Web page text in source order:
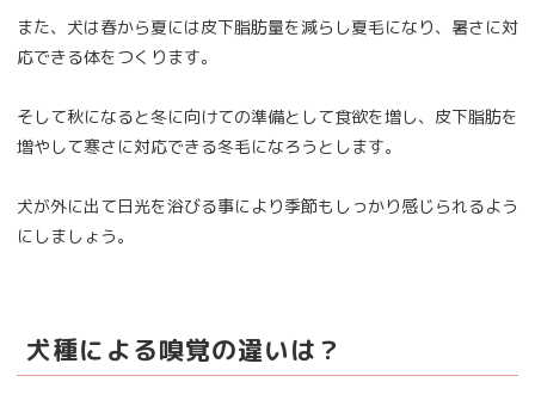
また、犬は春から夏には皮下脂肪量を減らし夏毛になり、暑さに対
応できる体をつくります。
そして秋になると冬に向けての準備として食欲を増し、皮下脂肪を
増やして寒さに対応できる冬毛になろうとします。
犬が外に出て日光を浴びる事により季節もしっかり感じられるよう
にしましょう。
犬種による嗅覚の違いは？